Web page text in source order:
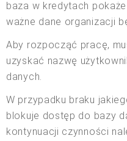
baza w kredytach
ważne dane organizacji
Aby rozpocząć pracę,
uzyskać nazwę
danych.
W przypadku braku
blokuje dostęp do bazy
kontynuacji czynności